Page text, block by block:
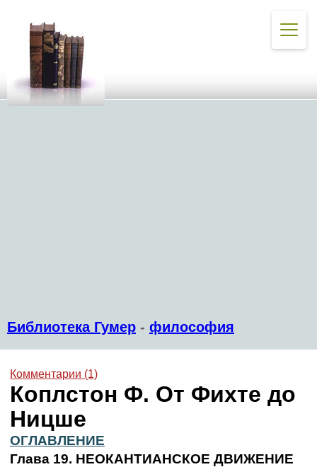
Библиотека Гумер - философия
Комментарии (1)
Коплстон Ф. От Фихте до
Ницше
ОГЛАВЛЕНИЕ
Глава 19. НЕОКАНТИАНСКОЕ ДВИЖЕНИЕ